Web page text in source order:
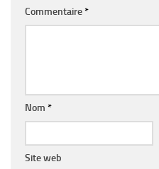
Commentaire*
Nom *
Site web